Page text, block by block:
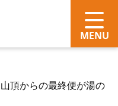
頂からの最終便が湯の